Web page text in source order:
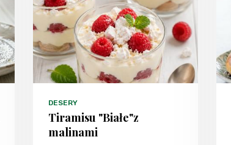
DESERY
Tiramisu "Białe"z
malinami